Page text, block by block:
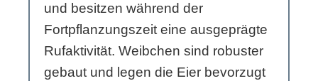
und besitzen während der
Fortpflanzungszeit eine ausgeprägte
Rufaktivität. Weibchen sind robuster
gebaut und legen die Eier bevorzugt